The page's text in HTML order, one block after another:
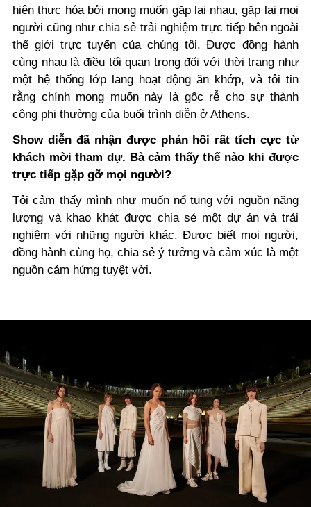
hiện thực hóa bởi mong muốn gặp lại nhau, gặp lại mọi
người cũng như chia sẻ trải nghiệm trực tiếp bên ngoài
thế giới trực tuyến của chúng tôi. Được đồng hành
cùng nhau là điều tối quan trọng đối với thời trang như
một hệ thống lớp lang hoạt động ăn khớp, và tôi tin
rằng chính mong muốn này là gốc rễ cho sự thành
công phi thường của buổi trình diễn ở Athens.
Show diễn đã nhận được phản hồi rất tích cực từ
khách mời tham dự. Bà cảm thấy thế nào khi được
trực tiếp gặp gỡ mọi người?
Tôi cảm thấy mình như muốn nổ tung với nguồn năng
lượng và khao khát được chia sẻ một dự án và trải
nghiệm với những người khác. Được biết mọi người,
đồng hành cùng họ, chia sẻ ý tưởng và cảm xúc là một
nguồn cảm hứng tuyệt vời.